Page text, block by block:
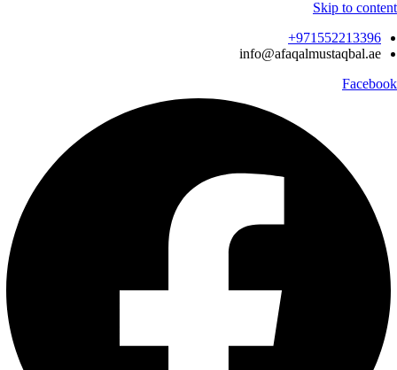
Skip to content
971552213396‬+
info@afaqalmustaqbal.ae
Facebook